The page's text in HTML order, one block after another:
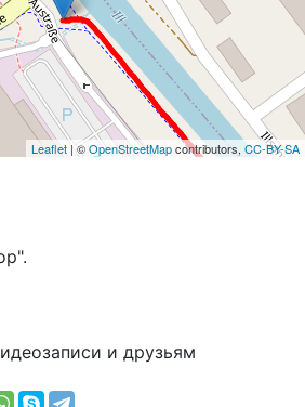
Leaflet | ©OpenStreetMapcontributors, CC-BY-SA
и друзьям